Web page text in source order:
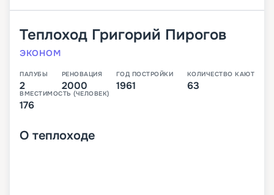
Теплоход Григорий Пирогов
ЭКОНОМ
ПАЛУБЫ
2
РЕНОВАЦИЯ
2000
ГОД ПОСТРОЙКИ
1961
КОЛИЧЕСТВО КАЮТ
63
ВМЕСТИМОСТЬ (ЧЕЛОВЕК)
176
О теплоходе